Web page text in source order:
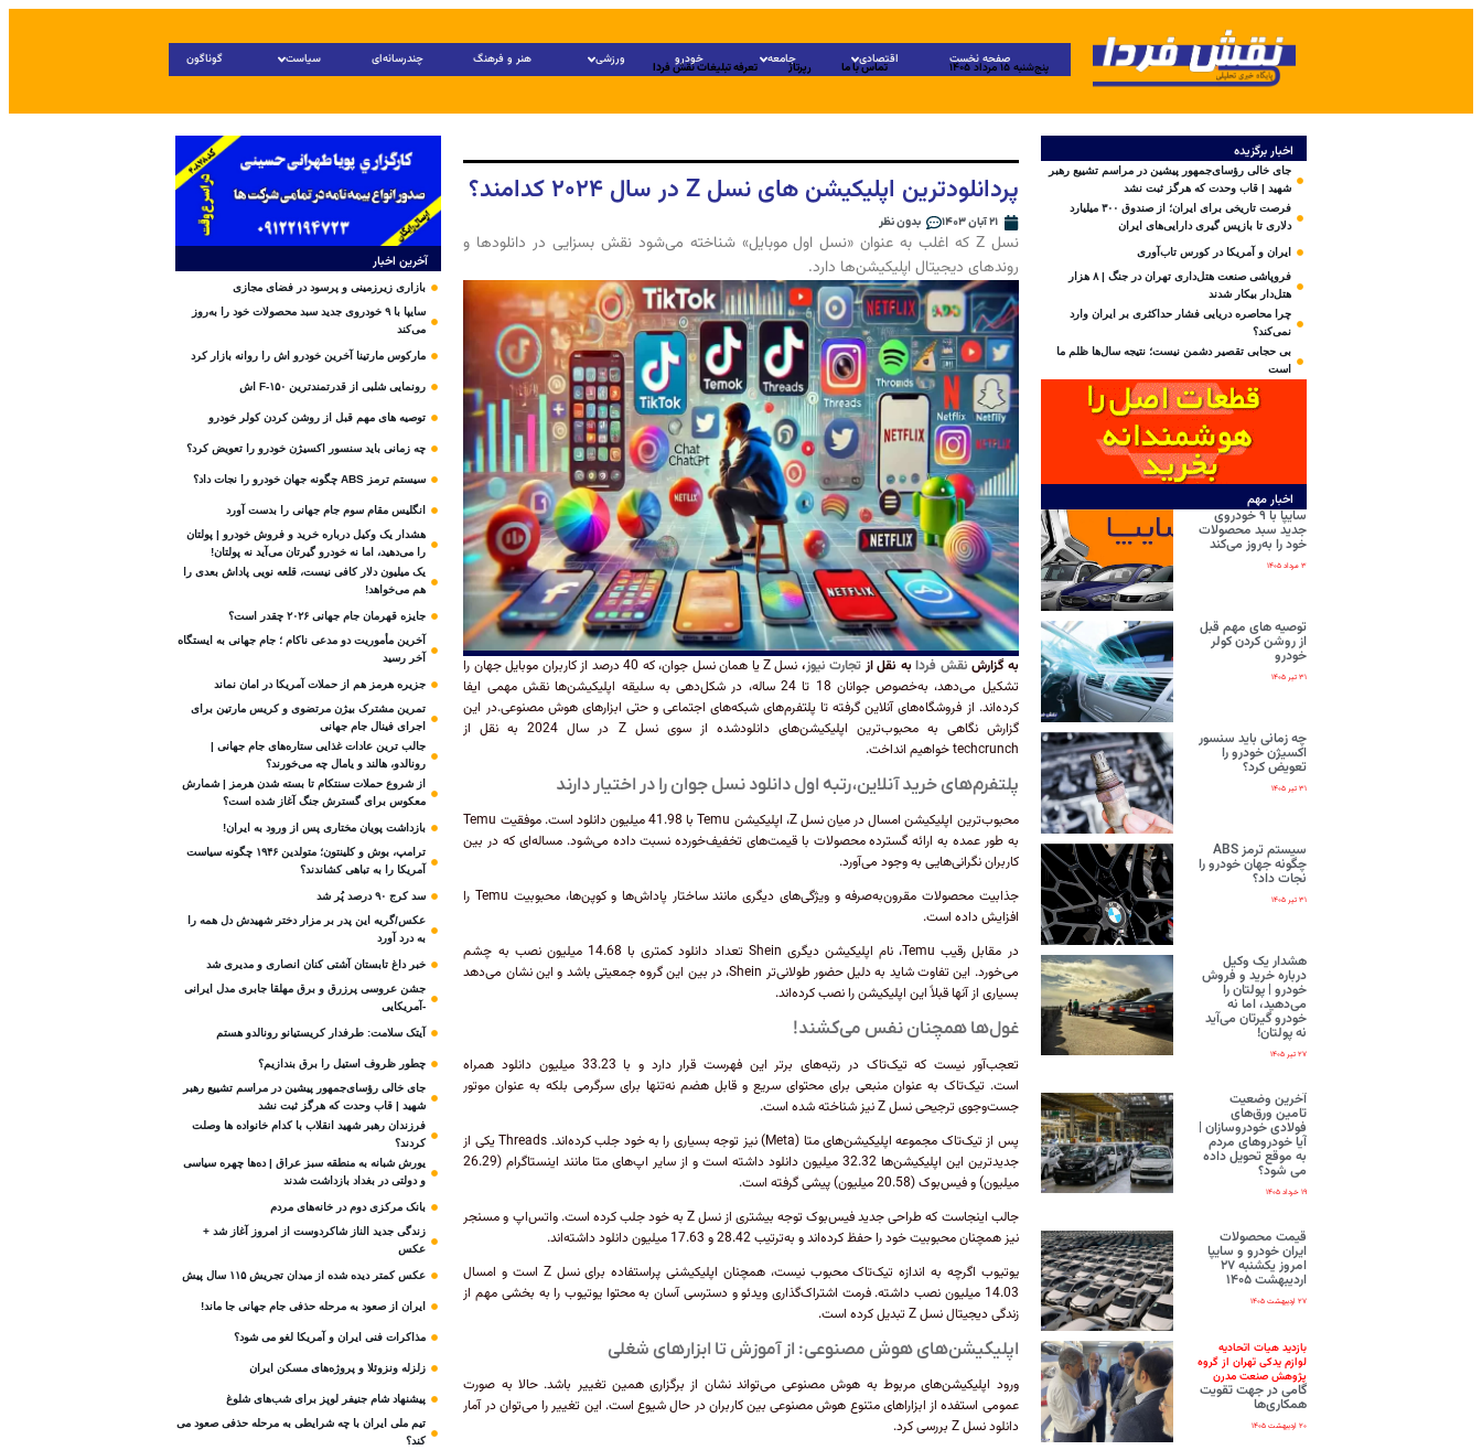
صفحه نخست اقتصادی جامعه خودرو ورزشی هنر و فرهنگ چندرسانه‌ای سیاست گوناگون
پنج‌شنبه ۱۵ مرداد ۱۴۰۵ تماس با ما رپرتاژ تعرفه تبلیغات نقش فردا
اخبار برگزیده
جای خالی رؤسای‌جمهور پیشین در مراسم تشییع رهبر
شهید | قاب وحدت که هرگز ثبت نشد
فرصت تاریخی برای ایران؛ از صندوق ۳۰۰ میلیارد
دلاری تا بازپس گیری دارایی‌های ایران
ایران و آمریکا در کورس تاب‌آوری
فروپاشی صنعت هتل‌داری تهران در جنگ | ۸ هزار
هتل‌دار بیکار شدند
چرا محاصره دریایی فشار حداکثری بر ایران وارد
نمی‌کند؟
بی‌ حجابی تقصیر دشمن نیست؛ نتیجه سال‌ها ظلم ما
است
اخبار مهم
سایپا با ۹ خودروی
جدید سبد محصولات
خود را به‌روز می‌کند
۳ مرداد ۱۴۰۵
توصیه های مهم قبل
از روشن کردن کولر
خودرو
۳۱ تیر ۱۴۰۵
چه زمانی باید سنسور
اکسیژن خودرو را
تعویض کرد؟
۳۱ تیر ۱۴۰۵
سیستم ترمز ABS
چگونه جهان خودرو را
نجات داد؟
۳۱ تیر ۱۴۰۵
هشدار یک وکیل
درباره خرید و فروش
خودرو | پولتان را
می‌دهید، اما نه
خودرو گیرتان می‌آید
نه پولتان!
۲۷ تیر ۱۴۰۵
آخرین وضعیت
تامین ورق‌های
فولادی خودروسازان |
آیا خودروهای مردم
به موقع تحویل داده
می شود؟
۱۹ خرداد ۱۴۰۵
قیمت محصولات
ایران‌ خودرو و سایپا
امروز یکشنبه ۲۷
اردیبهشت ۱۴۰۵
۲۷ اردیبهشت ۱۴۰۵
بازدید هیات اتحادیه
لوازم یدکی تهران از گروه
پژوهش صنعت مدرن
گامی در جهت تقویت
همکاری‌ها
۲۰ اردیبهشت ۱۴۰۵
پردانلودترین اپلیکیشن‌ های نسل Z در سال ۲۰۲۴ کدامند؟
۲۱ آبان ۱۴۰۳ بدون نظر
نسل Z که اغلب به عنوان «نسل اول موبایل» شناخته می‌شود نقش بسزایی در دانلودها و
روندهای دیجیتال اپلیکیشن‌ها دارد.
به گزارشنقش فردابه نقل ازتجارت نیوز،
نسل Z یا همان نسل جوان، که 40 درصد از کاربران موبایل جهان را
تشکیل می‌دهد، به‌خصوص جوانان 18 تا 24 ساله، در شکل‌دهی به سلیقه اپلیکیشن‌ها نقش مهمی ایفا
کرده‌اند. از فروشگاه‌های آنلاین گرفته تا پلتفرم‌های شبکه‌های اجتماعی و حتی ابزارهای هوش مصنوعی.در این
گزارش نگاهی به محبوب‌ترین اپلیکیشن‌های دانلودشده از سوی نسل Z در سال 2024 به نقل از
techcrunch خواهیم انداخت.
پلتفرم‌های خرید آنلاین، رتبه اول دانلود نسل جوان را در اختیار دارند
محبوب‌ترین اپلیکیشن امسال در میان نسل Z، اپلیکیشن Temu با 41.98 میلیون دانلود است. موفقیت Temu
به‌ طور عمده به ارائه گسترده محصولات با قیمت‌های تخفیف‌خورده نسبت داده می‌شود. مساله‌ای که در بین
کاربران نگرانی‌هایی به‌ وجود می‌آورد.
جذابیت محصولات مقرون‌به‌صرفه و ویژگی‌های دیگری مانند ساختار پاداش‌ها و کوپن‌ها، محبوبیت Temu را
افزایش داده است.
در مقابل رقیب Temu، نام اپلیکیشن دیگری Shein تعداد دانلود کمتری با 14.68 میلیون نصب به چشم
می‌خورد. این تفاوت شاید به دلیل حضور طولانی‌تر Shein، در بین این گروه جمعیتی باشد و این نشان می‌دهد
بسیاری از آنها قبلاً این اپلیکیشن را نصب کرده‌اند.
غول‌ها همچنان نفس می‌کشند!
تعجب‌آور نیست که تیک‌تاک در رتبه‌های برتر این فهرست قرار دارد و با 33.23 میلیون دانلود همراه
است. تیک‌تاک به‌ عنوان منبعی برای محتوای سریع و قابل هضم نه‌تنها برای سرگرمی بلکه به عنوان موتور
جست‌وجوی ترجیحی نسل Z نیز شناخته شده است.
پس از تیک‌تاک مجموعه اپلیکیشن‌های متا (Meta) نیز توجه بسیاری را به خود جلب کرده‌اند. Threads یکی از
جدیدترین این اپلیکیشن‌ها 32.32 میلیون دانلود داشته است و از سایر اپ‌های متا مانند اینستاگرام (26.29
میلیون) و فیس‌بوک (20.58 میلیون) پیشی گرفته است.
جالب اینجاست که طراحی جدید فیس‌بوک توجه بیشتری از نسل Z به خود جلب کرده است. واتس‌اپ و مسنجر
نیز همچنان محبوبیت خود را حفظ کرده‌اند و به‌ترتیب 28.42 و 17.63 میلیون دانلود داشته‌اند.
یوتیوب اگرچه به اندازه تیک‌تاک محبوب نیست، همچنان اپلیکیشنی پراستفاده برای نسل Z است و امسال
14.03 میلیون نصب داشته. فرمت اشتراک‌گذاری ویدئو و دسترسی آسان به محتوا یوتیوب را به بخشی مهم از
زندگی دیجیتال نسل Z تبدیل کرده است.
اپلیکیشن‌های هوش مصنوعی: از آموزش تا ابزارهای شغلی
ورود اپلیکیشن‌های مربوط به هوش مصنوعی می‌تواند نشان از برگزاری همین تغییر باشد. حالا به صورت
عمومی استفده از ابزاراهای متنوع هوش مصنوعی بین کاربران در حال شیوع است. این تغییر را می‌توان در آمار
دانلود نسل Z بررسی کرد.
آخرین اخبار
بازاری زیرزمینی و پرسود در فضای مجازی
سایپا با ۹ خودروی جدید سبد محصولات خود را به‌روز
می‌کند
مارکوس مارتینا آخرین خودرو اش را روانه بازار کرد
رونمایی شلبی از قدرتمندترین F-۱۵۰ اش
توصیه های مهم قبل از روشن کردن کولر خودرو
چه زمانی باید سنسور اکسیژن خودرو را تعویض کرد؟
سیستم ترمز ABS چگونه جهان خودرو را نجات داد؟
انگلیس مقام سوم جام‌ جهانی را بدست آورد
هشدار یک وکیل درباره خرید و فروش خودرو | پولتان
را می‌دهید، اما نه خودرو گیرتان می‌آید نه پولتان!
یک میلیون دلار کافی نیست، قلعه‌ نویی پاداش بعدی را
هم می‌خواهد!
جایزه قهرمان جام جهانی ۲۰۲۶ چقدر است؟
آخرین مأموریت دو مدعی ناکام ؛ جام جهانی به ایستگاه
آخر رسید
جزیره هرمز هم از حملات آمریکا در امان نماند
تمرین مشترک بیژن مرتضوی و کریس مارتین برای
اجرای فینال جام جهانی
جالب ترین عادات غذایی ستاره‌های جام جهانی |
رونالدو، هالند و یامال چه می‌خورند؟
از شروع حملات سنتکام تا بسته شدن هرمز | شمارش
معکوس برای گسترش جنگ آغاز شده است؟
بازداشت پویان مختاری پس از ورود به ایران!
ترامپ، بوش و کلینتون؛ متولدین ۱۹۴۶ چگونه سیاست
آمریکا را به تباهی کشاندند؟
سد کرج ۹۰ درصد پُر شد
عکس/گریه این پدر بر مزار دختر شهیدش دل همه را
به درد آورد
خبر داغ تابستان آشتی کنان انصاری و مدیری شد
جشن عروسی پرزرق و برق مهلقا جابری مدل ایرانی
-آمریکایی
آیتک سلامت: طرفدار کریستیانو رونالدو هستم
چطور ظروف استیل را برق بندازیم؟
جای خالی رؤسای‌جمهور پیشین در مراسم تشییع رهبر
شهید | قاب وحدت که هرگز ثبت نشد
فرزندان رهبر شهید انقلاب با کدام خانواده ها وصلت
کردند؟
یورش شبانه به منطقه سبز عراق | ده‌ها چهره سیاسی
و دولتی در بغداد بازداشت شدند
بانک مرکزی دوم در خانه‌های مردم
زندگی جدید الناز شاکردوست از امروز آغاز شد +
عکس
عکس کمتر دیده شده از میدان تجریش ۱۱۵ سال پیش
ایران از صعود به مرحله حذفی جام جهانی جا ماند!
مذاکرات فنی ایران و آمریکا لغو می شود؟
زلزله ونزوئلا و پروژه‌های مسکن ایران
پیشنهاد شام جنیفر لوپز برای شب‌های شلوغ
تیم ملی ایران با چه شرایطی به مرحله حذفی صعود می
کند؟